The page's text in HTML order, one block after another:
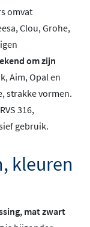
omvat
Clou, Grohe,
om zijn
Aim, Opal en
strakke vormen.
316,
gebruik.
kleuren
mat zwart